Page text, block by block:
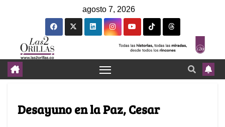
agosto 7, 2026
Desayuno en la Paz, Cesar